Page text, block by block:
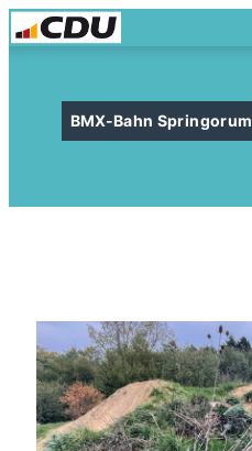
BMX-Bahn Springorum